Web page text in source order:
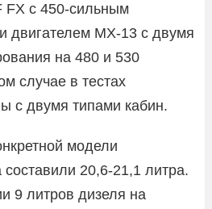
FX с 450-сильным
двигателем MX-13 с двумя
на 480 и 530
случае в тестах
с двумя типами кабин.
модели
составили 20,6-21,1 литра.
9 литров дизеля на